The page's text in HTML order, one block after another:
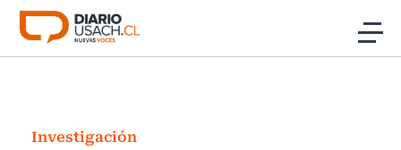
Click acá para ir directamente al contenido
Investigación
Investigación